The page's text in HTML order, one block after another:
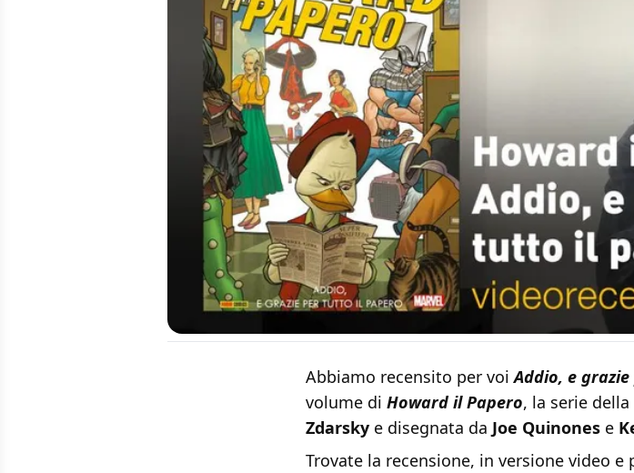
Abbiamo recensito per voiAddio, e
volume di Howard il Papero, la serie della
Zdarsky e disegnata da Joe Quinones e
Trovate la recensione, in versione video